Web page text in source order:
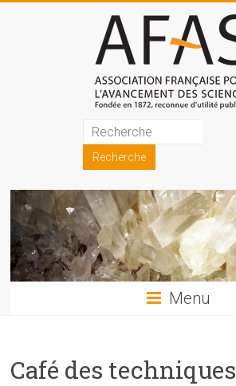
Association
française
pour
l'avancement
des
sciences
les
Menu
Café des techniques